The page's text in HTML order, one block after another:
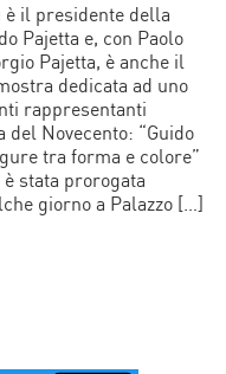
è il presidente della
Pajetta e, con Paolo
Pajetta, è anche il
dedicata ad uno
rappresentanti
del Novecento: “Guido
tra forma e colore”
stata prorogata
giorno a Palazzo […]